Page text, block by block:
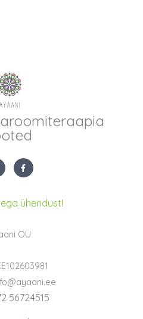
F
a
c
o
o
f
ühendust!
OÜ
56724515